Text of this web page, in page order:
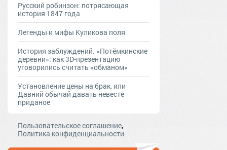
Русский робинзон: потрясающая
история 1847 года
Легенды и мифы Куликова поля
История заблуждений. «Потёмкинские
деревни»: как 3D-презентацию
уговорились считать «обманом»
Установление цены на брак, или
Давний обычай давать невесте
приданое
Пользовательское соглашение,
Политика конфиденциальности